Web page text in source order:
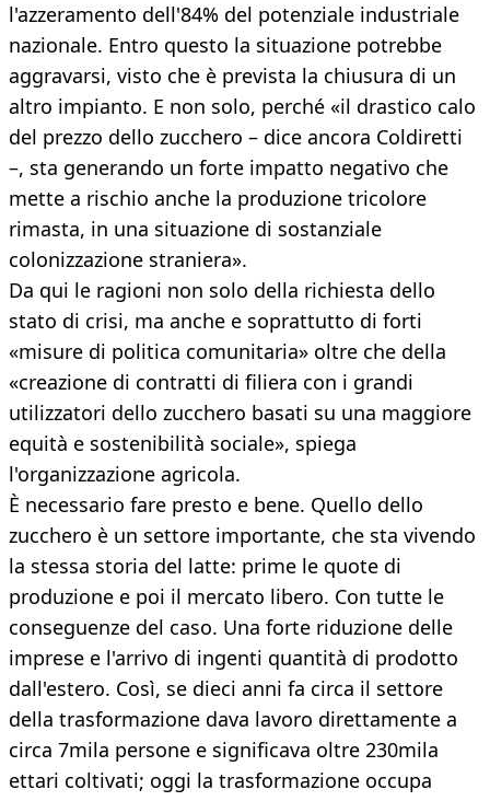
l'azzeramento dell'84% del potenziale industriale
nazionale. Entro questo la situazione potrebbe
aggravarsi, visto che è prevista la chiusura di un
altro impianto. E non solo, perché «il drastico calo
del prezzo dello zucchero – dice ancora Coldiretti
–, sta generando un forte impatto negativo che
mette a rischio anche la produzione tricolore
rimasta, in una situazione di sostanziale
colonizzazione straniera».
Da qui le ragioni non solo della richiesta dello
stato di crisi, ma anche e soprattutto di forti
«misure di politica comunitaria» oltre che della
«creazione di contratti di filiera con i grandi
utilizzatori dello zucchero basati su una maggiore
equità e sostenibilità sociale», spiega
l'organizzazione agricola.
È necessario fare presto e bene. Quello dello
zucchero è un settore importante, che sta vivendo
la stessa storia del latte: prime le quote di
produzione e poi il mercato libero. Con tutte le
conseguenze del caso. Una forte riduzione delle
imprese e l'arrivo di ingenti quantità di prodotto
dall'estero. Così, se dieci anni fa circa il settore
della trasformazione dava lavoro direttamente a
circa 7mila persone e significava oltre 230mila
ettari coltivati; oggi la trasformazione occupa